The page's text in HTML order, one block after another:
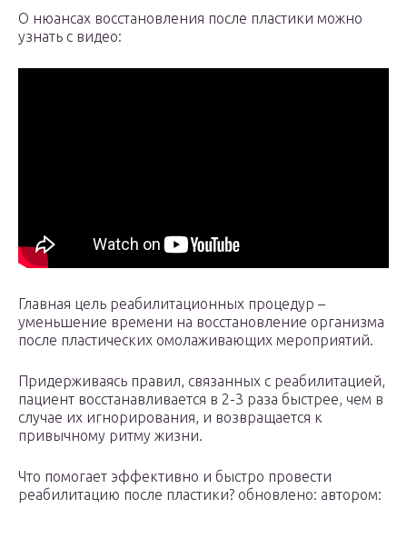
О нюансах восстановления после пластики можно
узнать с видео:
Главная цель реабилитационных процедур –
уменьшение времени на восстановление организма
после пластических омолаживающих мероприятий.
Придерживаясь правил, связанных с реабилитацией,
пациент восстанавливается в 2-3 раза быстрее, чем в
случае их игнорирования, и возвращается к
привычному ритму жизни.
Что помогает эффективно и быстро провести
реабилитацию после пластики? обновлено: автором: